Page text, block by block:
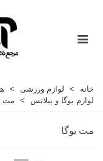
خانه > لوازم ورزشی >
لوازم یوگا و پیلاتس
> مت
مت یوگا